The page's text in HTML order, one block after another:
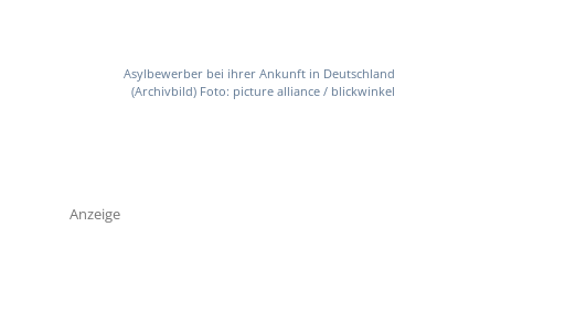
Asylbewerber bei ihrer Ankunft in Deutschland
(Archivbild) Foto: picture alliance / blickwinkel
Anzeige